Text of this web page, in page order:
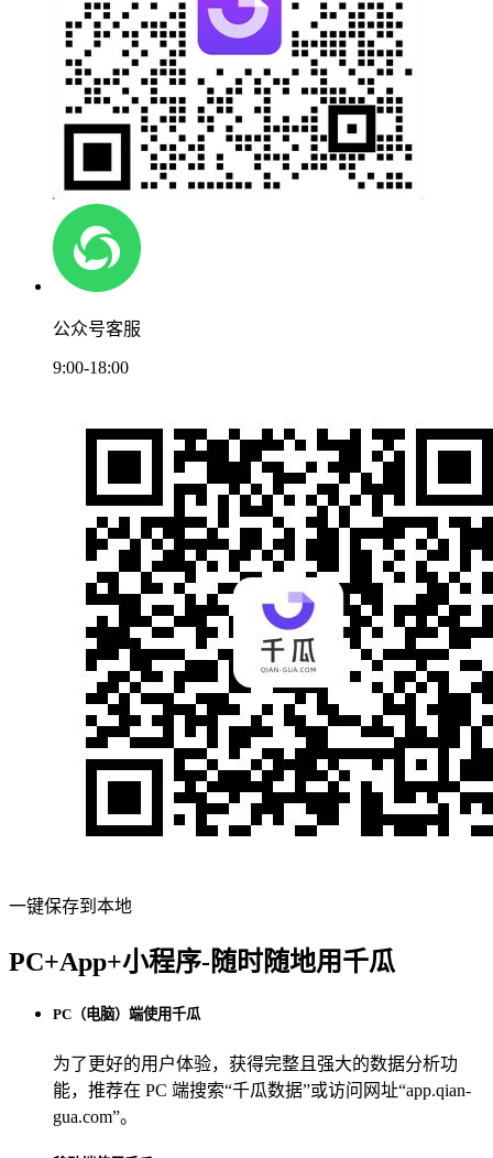
公众号客服
9:00-18:00
一键保存到本地
PC+App+小程序-随时随地用千瓜
PC（电脑）端使用千瓜
为了更好的用户体验，获得完整且强大的数据分析功
能，推荐在 PC 端搜索“千瓜数据”或访问网址“app.qian-
gua.com”。